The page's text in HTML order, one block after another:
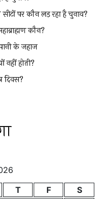
पर कौन लड़ रहा है चुनाव?
कौन?
के जहाज
नहीं होती?
दिवस?
T F
S